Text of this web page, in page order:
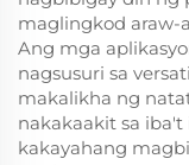
maglingkod araw-
Ang mga
nagsusuri sa
makalikha ng
nakakaakit sa
kakayahang